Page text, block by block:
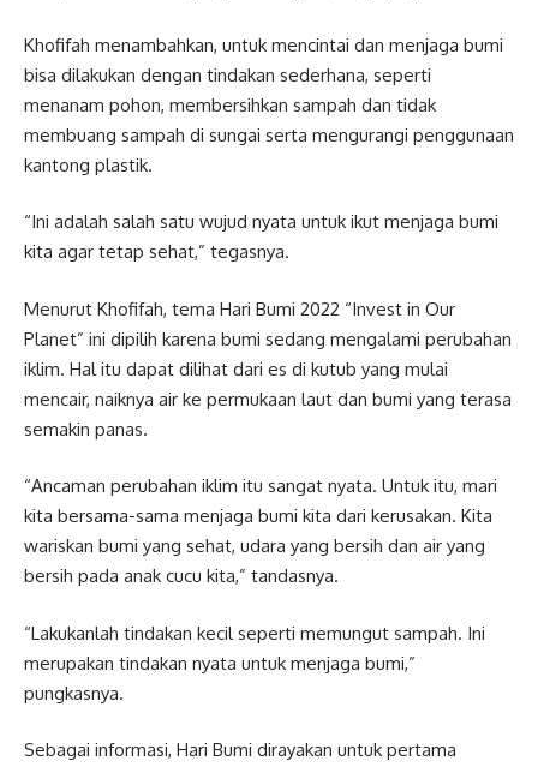
Khofifah menambahkan, untuk mencintai dan menjaga bumi
bisa dilakukan dengan tindakan sederhana, seperti
menanam pohon, membersihkan sampah dan tidak
membuang sampah di sungai serta mengurangi penggunaan
kantong plastik.
“Ini adalah salah satu wujud nyata untuk ikut menjaga bumi
kita agar tetap sehat,” tegasnya.
Menurut Khofifah, tema Hari Bumi 2022 “Invest in Our
Planet” ini dipilih karena bumi sedang mengalami perubahan
iklim. Hal itu dapat dilihat dari es di kutub yang mulai
mencair, naiknya air ke permukaan laut dan bumi yang terasa
semakin panas.
“Ancaman perubahan iklim itu sangat nyata. Untuk itu, mari
kita bersama-sama menjaga bumi kita dari kerusakan. Kita
wariskan bumi yang sehat, udara yang bersih dan air yang
bersih pada anak cucu kita,” tandasnya.
“Lakukanlah tindakan kecil seperti memungut sampah. Ini
merupakan tindakan nyata untuk menjaga bumi,”
pungkasnya.
Sebagai informasi, Hari Bumi dirayakan untuk pertama